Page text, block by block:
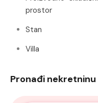
prostor
Stan
Villa
Pronađi nekretninu